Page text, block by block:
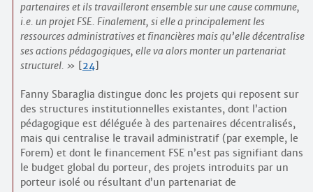
partenaires et ils travailleront ensemble sur une cause commune,
i.e. un projet FSE. Finalement, si elle a principalement les
ressources administratives et financières mais qu’elle décentralise
ses actions pédagogiques, elle va alors monter un partenariat
structurel.
[24]
Fanny Sbaraglia distingue donc les projets qui reposent sur
des structures institutionnelles existantes, dont l’action
pédagogique est déléguée à des partenaires décentralisés,
mais qui centralise le travail administratif (par exemple, le
Forem) et dont le financement FSE n’est pas signifiant dans
le budget global du porteur, des projets introduits par un
porteur isolé ou résultant d’un partenariat de